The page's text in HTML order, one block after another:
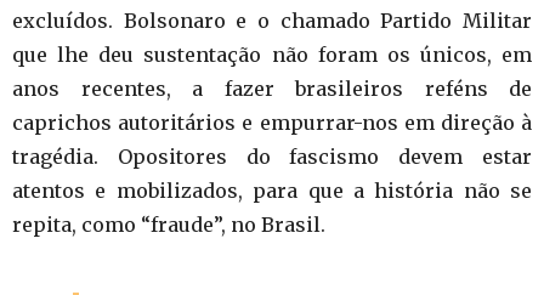
excluídos. Bolsonaro e o chamado Partido Militar
que lhe deu sustentação não foram os únicos, em
anos recentes, a fazer brasileiros reféns de
caprichos autoritários e empurrar-nos em direção à
tragédia. Opositores do fascismo devem estar
atentos e mobilizados, para que a história não se
repita, como “fraude”, no Brasil.